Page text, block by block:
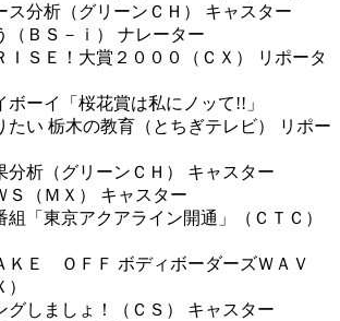
ス分析（グリーンＣＨ） キャスター
（ＢＳ－ｉ） ナレーター
ＩＳＥ！大賞２０００（ＣＸ） リポータ
ボーイ「桜花賞は私にノッて!!」
たい 栃木の教育（とちぎテレビ） リポー
分析（グリーンＣＨ） キャスター
Ｓ（ＭＸ） キャスター
組「東京アクアライン開通」（ＣＴＣ）
ＫＥ ＯＦＦ ボディボーダーズＷＡＶ
グしましょ！（ＣＳ） キャスター